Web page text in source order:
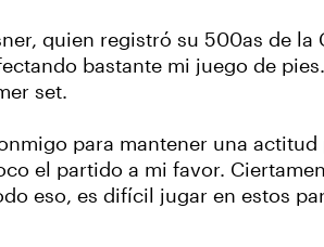
quien registró su 500as de la
bastante mi juego de
set.
para mantener una
el partido a mi favor.
eso, es difícil jugar en estos